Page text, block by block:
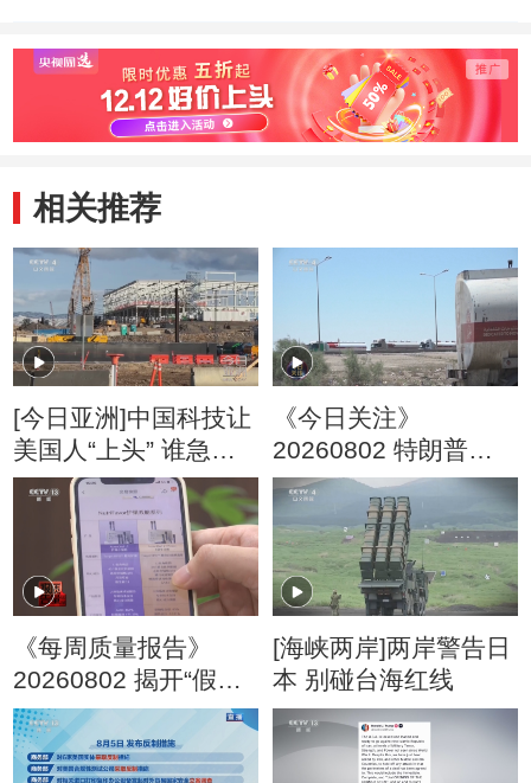
相关推荐
[今日亚洲]中国科技让
美国人“上头” 谁急
了？
《今日关注》
20260802 特朗普叫
停“最大规模”打击 伊
朗称摧毁美军F-35战
机
《每周质量报告》
20260802 揭开“假洋
牌”的真面目
[海峡两岸]两岸警告日
本 别碰台海红线